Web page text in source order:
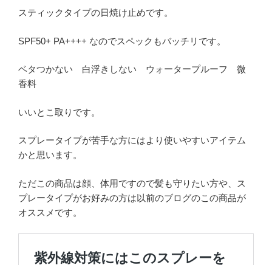
スティックタイプの日焼け止めです。
SPF50+ PA++++ なのでスペックもバッチリです。
ベタつかない 白浮きしない ウォータープルーフ 微
香料
いいとこ取りです。
スプレータイプが苦手な方にはより使いやすいアイテム
かと思います。
ただこの商品は顔、体用ですので髪も守りたい方や、ス
プレータイプがお好みの方は以前のブログのこの商品が
オススメです。